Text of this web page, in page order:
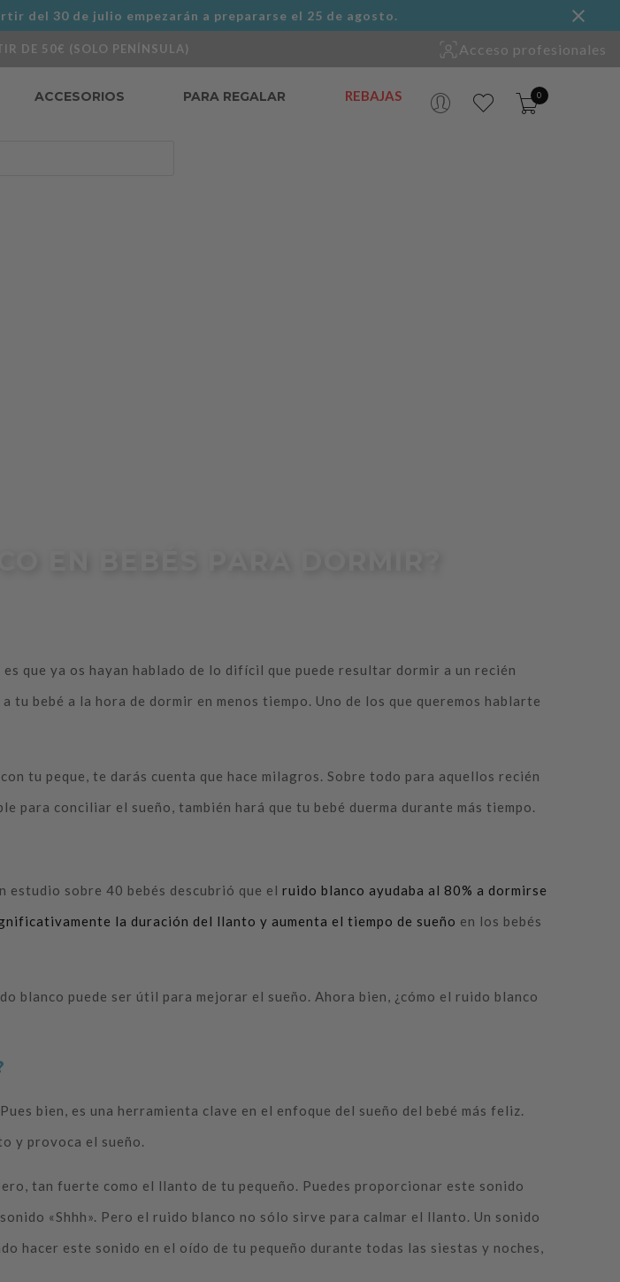
del 30 de julio empezarán a prepararse el 25 de agosto.
DE 50€ (SOLO PENÍNSULA) Acceso profesionales
ACCESORIOS PARA REGALAR REBAJAS 0
que ya os hayan hablado de lo difícil que puede resultar dormir a un recién
bebé a la hora de dormir en menos tiempo. Uno de los que queremos hablarte
tu peque, te darás cuenta que hace milagros. Sobre todo para aquellos recién
para conciliar el sueño, también hará que tu bebé duerma durante más tiempo.
estudio sobre 40 bebés descubrió que el ruido blanco ayudaba al 80% a dormirse
la duración del llanto y aumenta el tiempo de sueño en los bebés
blanco puede ser útil para mejorar el sueño. Ahora bien, ¿cómo el ruido blanco
bien, es una herramienta clave en el enfoque del sueño del bebé más feliz.
y provoca el sueño.
tan fuerte como el llanto de tu pequeño. Puedes proporcionar este sonido
«Shhh». Pero el ruido blanco no sólo sirve para calmar el llanto. Un sonido
hacer este sonido en el oído de tu pequeño durante todas las siestas y noches,